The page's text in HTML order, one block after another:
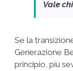
Vale
Se la
Generazione
principio, più